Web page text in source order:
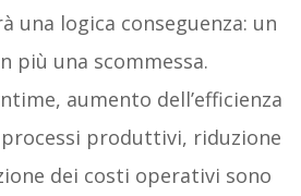
una logica conseguenza: un
più una scommessa.
aumento dell’efficienza
produttivi, riduzione
dei costi operativi sono